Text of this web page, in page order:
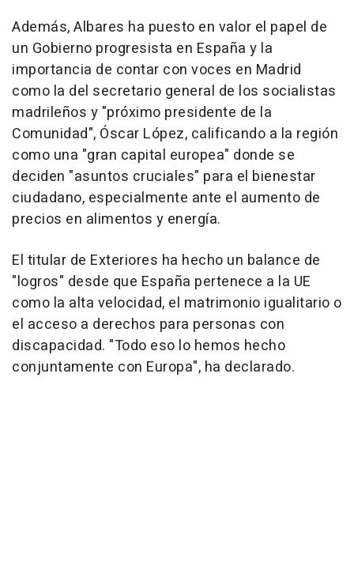
Además, Albares ha puesto en valor el papel de
un Gobierno progresista en España y la
importancia de contar con voces en Madrid
como la del secretario general de los socialistas
madrileños y "próximo presidente de la
Comunidad", Óscar López, calificando a la región
como una "gran capital europea" donde se
deciden "asuntos cruciales" para el bienestar
ciudadano, especialmente ante el aumento de
precios en alimentos y energía.
El titular de Exteriores ha hecho un balance de
"logros" desde que España pertenece a la UE
como la alta velocidad, el matrimonio igualitario o
el acceso a derechos para personas con
discapacidad. "Todo eso lo hemos hecho
conjuntamente con Europa", ha declarado.